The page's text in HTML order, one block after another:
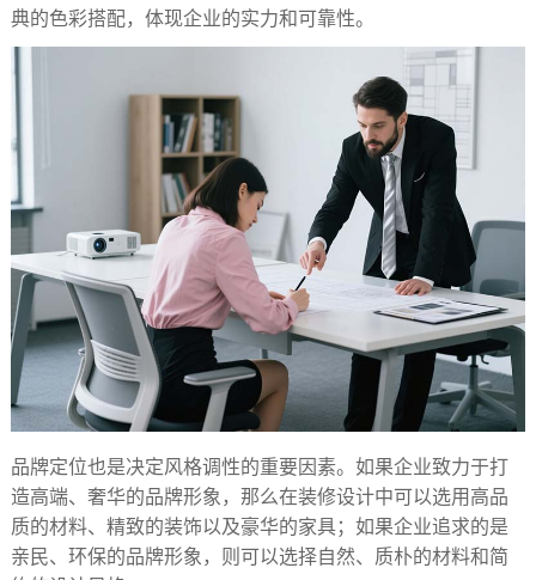
典的色彩搭配，体现企业的实力和可靠性。​
品牌定位也是决定风格调性的重要因素。如果企业致力于打
造高端、奢华的品牌形象，那么在装修设计中可以选用高品
质的材料、精致的装饰以及豪华的家具；如果企业追求的是
亲民、环保的品牌形象，则可以选择自然、质朴的材料和简